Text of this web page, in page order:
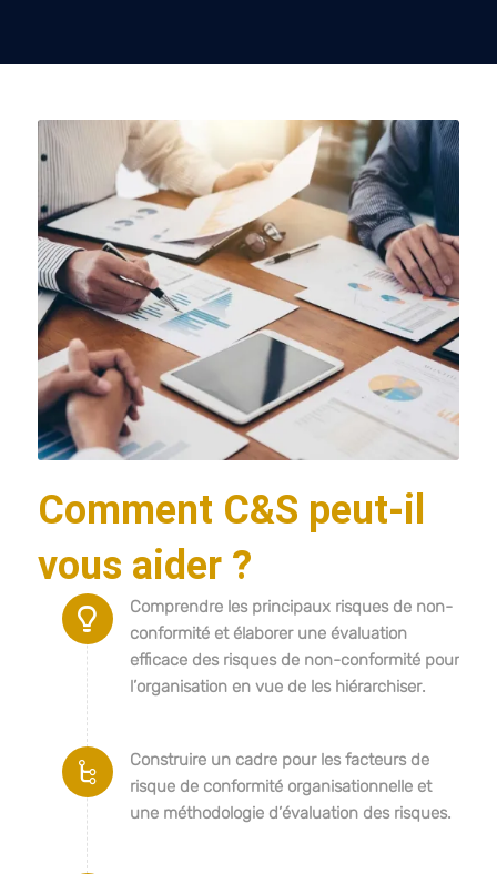
Comment C&S peut-il
vous aider ?
Comprendre les principaux risques de non-
conformité et élaborer une évaluation
efficace des risques de non-conformité pour
l’organisation en vue de les hiérarchiser.
Construire un cadre pour les facteurs de
risque de conformité organisationnelle et
une méthodologie d’évaluation des risques.